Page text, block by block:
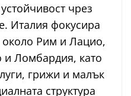
чрез
Италия фокусира
около Рим и Лацио,
и Ломбардия, като
грижи и малък
структура